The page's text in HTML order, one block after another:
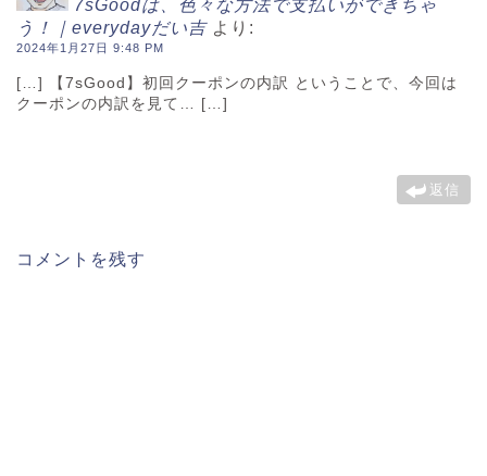
7sGoodは、色々な方法で支払いができちゃ
う！｜everydayだい吉 より:
2024年1月27日 9:48 PM
[…] 【7sGood】初回クーポンの内訳 ということで、今回は
クーポンの内訳を見て… […]
返信
コメントを残す